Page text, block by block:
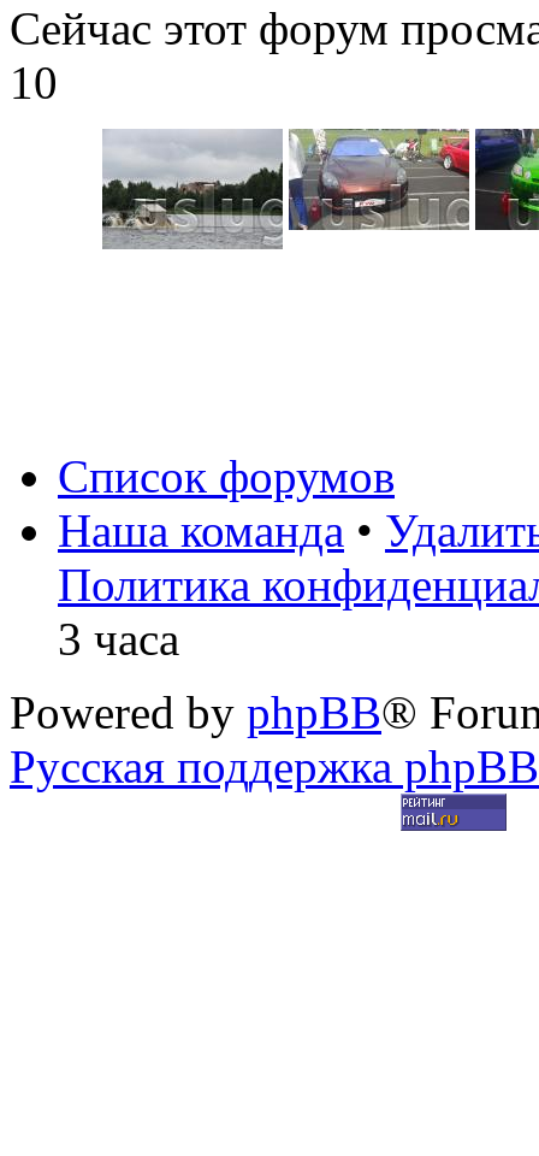
Сейчас этот форум
10
Список форумов
Наша команда •
Политика
3 часа
Powered by phpBB®
Русская поддержка phpBB